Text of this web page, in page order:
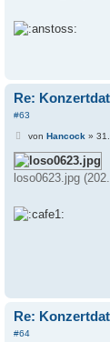
Re:
#63
B
i
t
r
von Hancock »
loso0623.jpg
Re:
#64